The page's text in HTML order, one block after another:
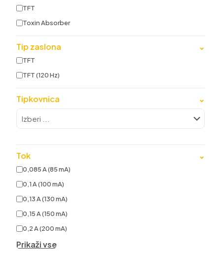
TFT
Toxin Absorber
Tip zaslona ⌄
TFT
TFT (120 Hz)
Tipkovnica ⌄
Tok ⌄
0,085 A (85 mA)
0,1 A (100 mA)
0,13 A (130 mA)
0,15 A (150 mA)
0,2 A (200 mA)
Prikaži vse